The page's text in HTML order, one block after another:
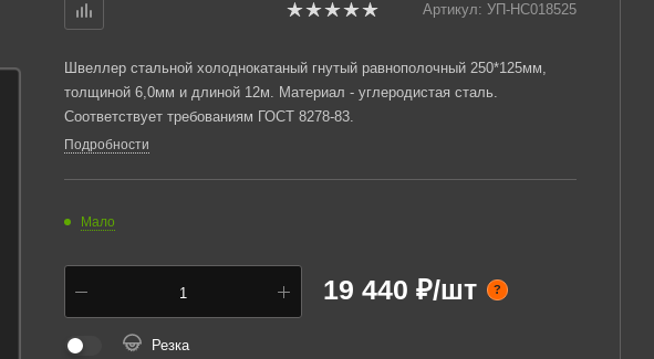
Артикул: УП-НС018525
Швеллер стальной холоднокатаный гнутый равнополочный 250*125мм,
толщиной 6,0мм и длиной 12м. Материал - углеродистая сталь.
Соответствует требованиям ГОСТ 8278-83.
Подробности
Мало
19 440 ₽/шт ?
Резка